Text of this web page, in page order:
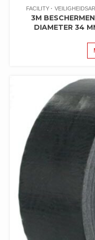
FACILITY
3M
DIAMETER 34